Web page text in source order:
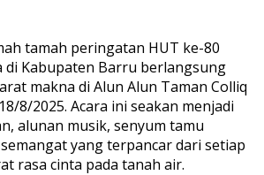
tamah peringatan HUT ke-80
di Kabupaten Barru berlangsung
makna di Alun Alun Taman Colliq
8/2025. Acara ini seakan menjadi
alunan musik, senyum tamu
yang terpancar dari setiap
rasa cinta pada tanah air.